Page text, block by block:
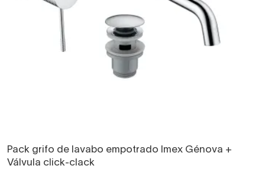
Pack grifo de lavabo empotrado Imex Génova +
Válvula click-clack